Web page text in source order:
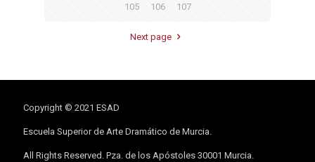
105 106 107
Next page
Copyright © 2021 ESAD
Escuela Superior de Arte Dramático de Murcia.
All Rights Reserved. Pza. de los Apóstoles 30001 Murcia.